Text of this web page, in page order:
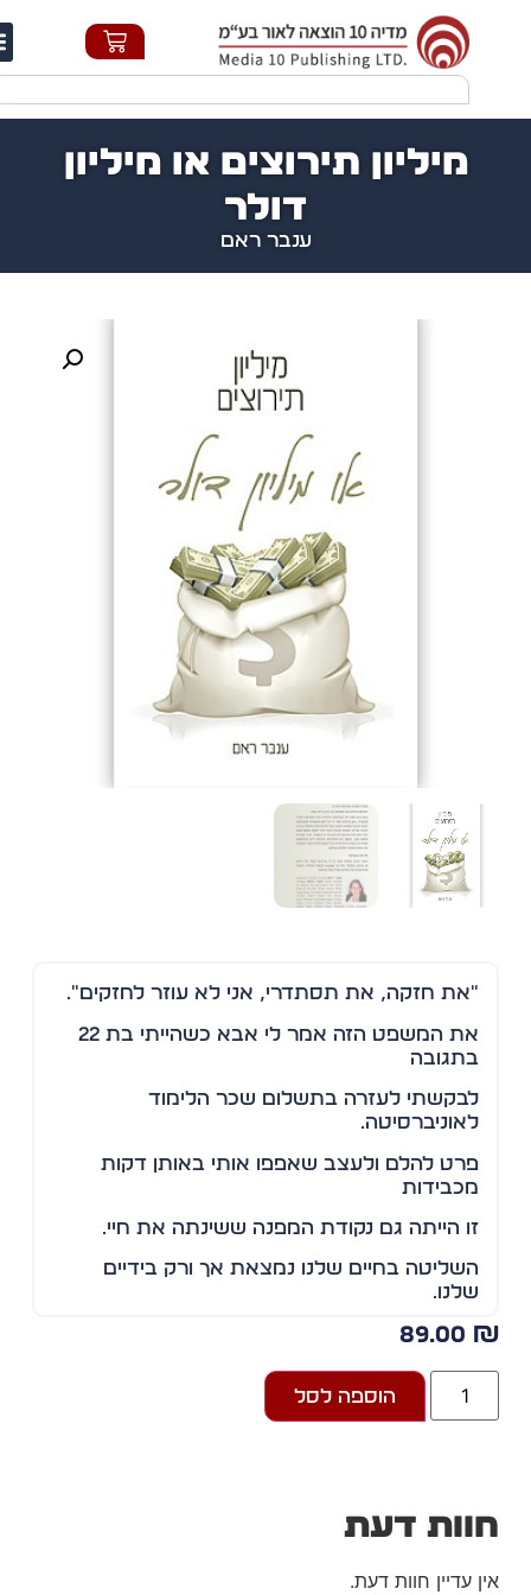
מיליון תירוצים או מיליון
דולר
ענבר ראם
"את חזקה, את תסתדרי, אני לא עוזר לחזקים".
את המשפט הזה אמר לי אבא כשהייתי בת 22
בתגובה
לבקשתי לעזרה בתשלום שכר הלימוד
לאוניברסיטה.
פרט להלם ולעצב שאפפו אותי באותן דקות
מכבידות
זו הייתה גם נקודת המפנה ששינתה את חיי.
השליטה בחיים שלנו נמצאת אך ורק בידיים
שלנו.
מינוס הוא תוצר של התנהלות כלכלית בלתי
ובלתי מבוקרת. ניתן בהחלט לומר כי זהו דפוס
מחשבתי
הבעיה שלרוב אנשים נותנים לכסף לנהל אותם
89.00
הוספה לסל
דעת
עדיין חוות דעת.